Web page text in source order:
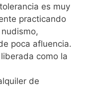
es muy
practicando
poca afluencia.
como la
de